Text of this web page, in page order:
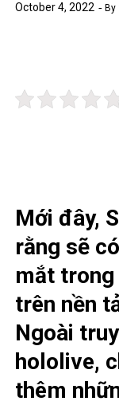
October 4, 2022
Mới đây,
rằng sẽ
mắt trong
trên nền
Ngoài
hololive,
thêm